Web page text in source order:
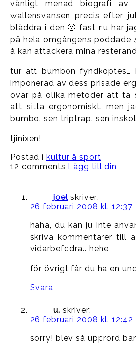
vänligt menad biografi av
wallensvansen precis efter
bläddra i den 🙁 fast nu har
på hela omgångens poddade
å kan attackera mina
tur att bumbon fyndköptes…
imponerad av dess prisade
övar på olika metoder att ta
att sitta ergonomiskt. men
bumbo. sen triptrap. sen
tjinixen!
Postad i kultur å sport
12 comments Lägg till din
joel skriver:
26 februari 2008 kl. 12:37
haha, du kan ju inte
skriva kommentarer till
vidarbefodra.. hehe
för övrigt får du ha en
Svara
u. skriver:
26 februari 2008 kl. 12:42
sorry! blev så upprörd